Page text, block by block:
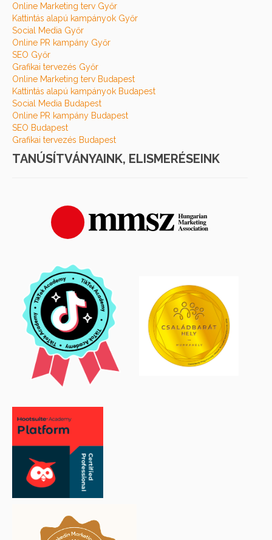
Online Marketing terv Győr
Kattintás alapú kampányok Győr
Social Media Győr
Online PR kampány Győr
SEO Győr
Grafikai tervezés Győr
Online Marketing terv Budapest
Kattintás alapú kampányok Budapest
Social Media Budapest
Online PR kampány Budapest
SEO Budapest
Grafikai tervezés Budapest
TANÚSÍTVÁNYAINK, ELISMERÉSEINK